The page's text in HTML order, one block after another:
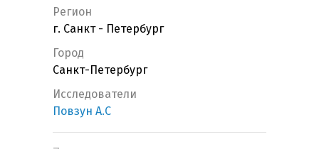
Регион
г. Санкт - Петербург
Город
Санкт-Петербург
Исследователи
Повзун А.С